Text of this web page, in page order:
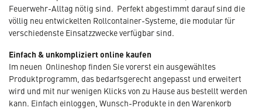
Feuerwehr-Alltag nötig sind. Perfekt abgestimmt darauf sind die
völlig neu entwickelten Rollcontainer-Systeme, die modular für
verschiedenste Einsatzzwecke verfügbar sind.
Einfach & unkompliziert online kaufen
Im neuen Onlineshop finden Sie vorerst ein ausgewähltes
Produktprogramm, das bedarfsgerecht angepasst und erweitert
wird und mit nur wenigen Klicks von zu Hause aus bestellt werden
kann. Einfach einloggen, Wunsch-Produkte in den Warenkorb